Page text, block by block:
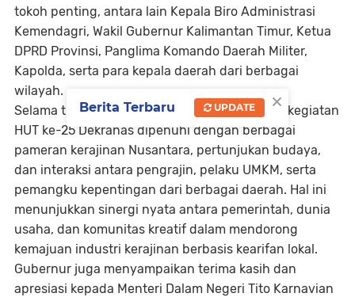
tokoh penting, antara lain Kepala Biro Administrasi
Kemendagri, Wakil Gubernur Kalimantan Timur, Ketua
DPRD Provinsi, Panglima Komando Daerah Militer,
Kapolda, serta para kepala daerah dari berbagai
wilayah.
Selama tiga hari penyelenggaraan, rangkaian kegiatan
HUT ke-25 Dekranas dipenuhi dengan berbagai
pameran kerajinan Nusantara, pertunjukan budaya,
dan interaksi antara pengrajin, pelaku UMKM, serta
pemangku kepentingan dari berbagai daerah. Hal ini
menunjukkan sinergi nyata antara pemerintah, dunia
usaha, dan komunitas kreatif dalam mendorong
kemajuan industri kerajinan berbasis kearifan lokal.
Gubernur juga menyampaikan terima kasih dan
apresiasi kepada Menteri Dalam Negeri Tito Karnavian
×
Berita Terbaru UPDATE